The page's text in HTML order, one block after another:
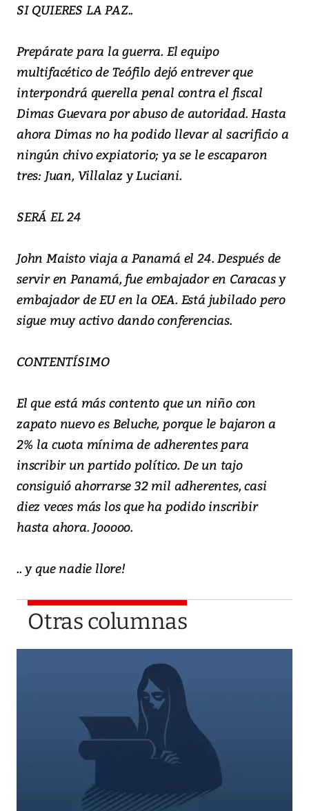
SI QUIERES LA PAZ..
Prepárate para la guerra. El equipo
multifacético de Teófilo dejó entrever que
interpondrá querella penal contra el fiscal
Dimas Guevara por abuso de autoridad. Hasta
ahora Dimas no ha podido llevar al sacrificio a
ningún chivo expiatorio; ya se le escaparon
tres: Juan, Villalaz y Luciani.
SERÁ EL 24
John Maisto viaja a Panamá el 24. Después de
servir en Panamá, fue embajador en Caracas y
embajador de EU en la OEA. Está jubilado pero
sigue muy activo dando conferencias.
CONTENTÍSIMO
El que está más contento que un niño con
zapato nuevo es Beluche, porque le bajaron a
2% la cuota mínima de adherentes para
inscribir un partido político. De un tajo
consiguió ahorrarse 32 mil adherentes, casi
diez veces más los que ha podido inscribir
hasta ahora. Jooooo.
.. y que nadie llore!
Otras columnas